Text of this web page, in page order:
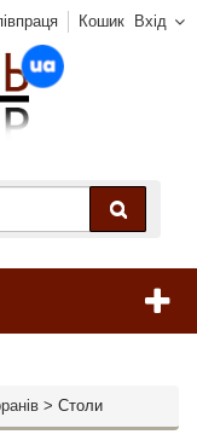
Вхід
Кошик
> Столи